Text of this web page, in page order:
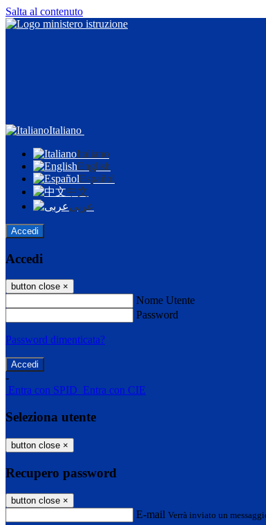
Salta al contenuto
Italiano
Italiano
English
Español
中文
عربى
Accedi
Accedi
button close ×
Nome Utente
Password
Password dimenticata?
-
Entra con SPID Entra con CIE
Seleziona utente
button close ×
Recupero password
button close ×
E-mail Verrà inviato un